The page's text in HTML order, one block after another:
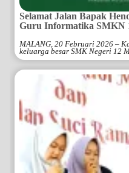
Selamat Jalan Bapak
Guru Informatika SMKN
MALANG, 20 Februari 2026 –
keluarga besar SMK Negeri 12